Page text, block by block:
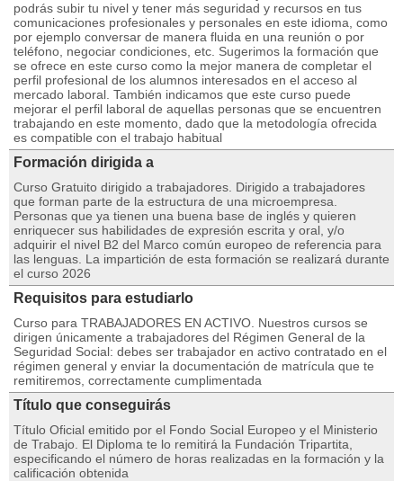
podrás subir tu nivel y tener más seguridad y recursos en tus
comunicaciones profesionales y personales en este idioma, como
por ejemplo conversar de manera fluida en una reunión o por
teléfono, negociar condiciones, etc. Sugerimos la formación que
se ofrece en este curso como la mejor manera de completar el
perfil profesional de los alumnos interesados en el acceso al
mercado laboral. También indicamos que este curso puede
mejorar el perfil laboral de aquellas personas que se encuentren
trabajando en este momento, dado que la metodología ofrecida
es compatible con el trabajo habitual
Formación dirigida a
Curso Gratuito dirigido a trabajadores. Dirigido a trabajadores
que forman parte de la estructura de una microempresa.
Personas que ya tienen una buena base de inglés y quieren
enriquecer sus habilidades de expresión escrita y oral, y/o
adquirir el nivel B2 del Marco común europeo de referencia para
las lenguas. La impartición de esta formación se realizará durante
el curso 2026
Requisitos para estudiarlo
Curso para TRABAJADORES EN ACTIVO. Nuestros cursos se
dirigen únicamente a trabajadores del Régimen General de la
Seguridad Social: debes ser trabajador en activo contratado en el
régimen general y enviar la documentación de matrícula que te
remitiremos, correctamente cumplimentada
Título que conseguirás
Título Oficial emitido por el Fondo Social Europeo y el Ministerio
de Trabajo. El Diploma te lo remitirá la Fundación Tripartita,
especificando el número de horas realizadas en la formación y la
calificación obtenida